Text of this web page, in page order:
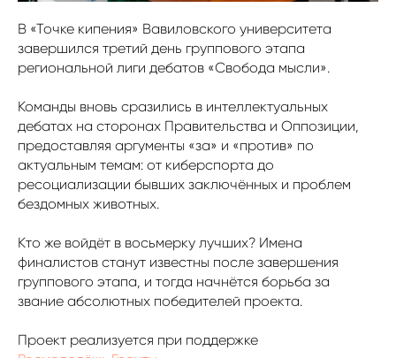
В «Точке кипения» Вавиловского университета
завершился третий день группового этапа
региональной лиги дебатов «Свобода мысли».
Команды вновь сразились в интеллектуальных
дебатах на сторонах Правительства и Оппозиции,
предоставляя аргументы «за» и «против» по
актуальным темам: от киберспорта до
ресоциализации бывших заключëнных и проблем
бездомных животных.
Кто же войдëт в восьмерку лучших? Имена
финалистов станут известны после завершения
группового этапа, и тогда начнëтся борьба за
звание абсолютных победителей проекта.
Проект реализуется при поддержке